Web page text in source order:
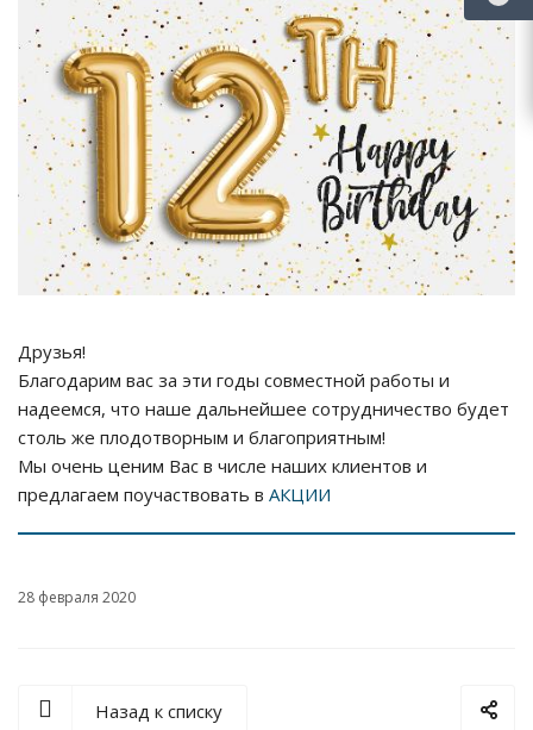
Друзья!
Благодарим вас за эти годы совместной работы и
надеемся, что наше дальнейшее сотрудничество будет
столь же плодотворным и благоприятным!
Мы очень ценим Вас в числе наших клиентов и
предлагаем поучаствовать в АКЦИИ
28 февраля 2020
Назад к списку